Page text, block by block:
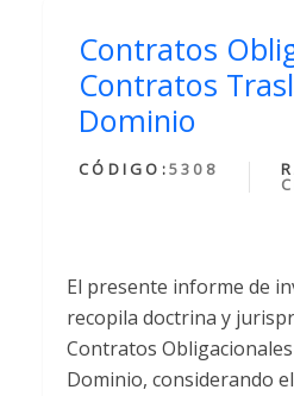
Contratos
Contratos
Dominio
CÓDIGO:5308
El presente informe de
recopila doctrina y
Contratos
Dominio, considerando